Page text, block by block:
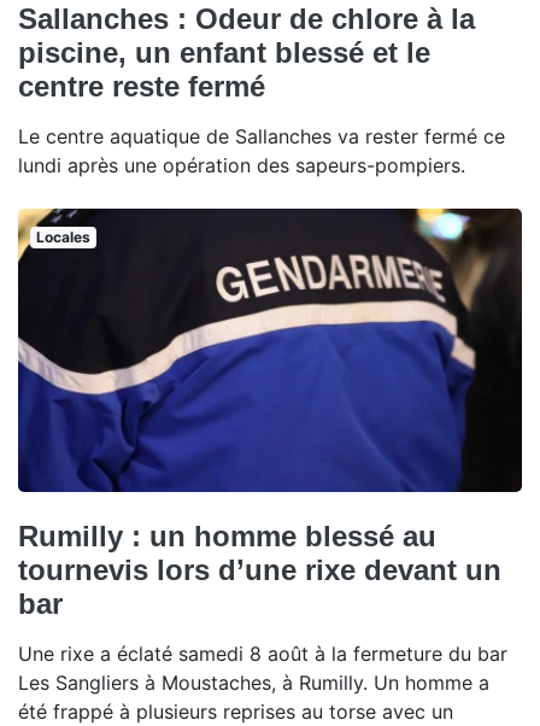
Sallanches : Odeur de chlore à la
piscine, un enfant blessé et le
centre reste fermé
Le centre aquatique de Sallanches va rester fermé ce
lundi après une opération des sapeurs-pompiers.
Locales
Rumilly : un homme blessé au
tournevis lors d’une rixe devant un
bar
Une rixe a éclaté samedi 8 août à la fermeture du bar
Les Sangliers à Moustaches, à Rumilly. Un homme a
été frappé à plusieurs reprises au torse avec un